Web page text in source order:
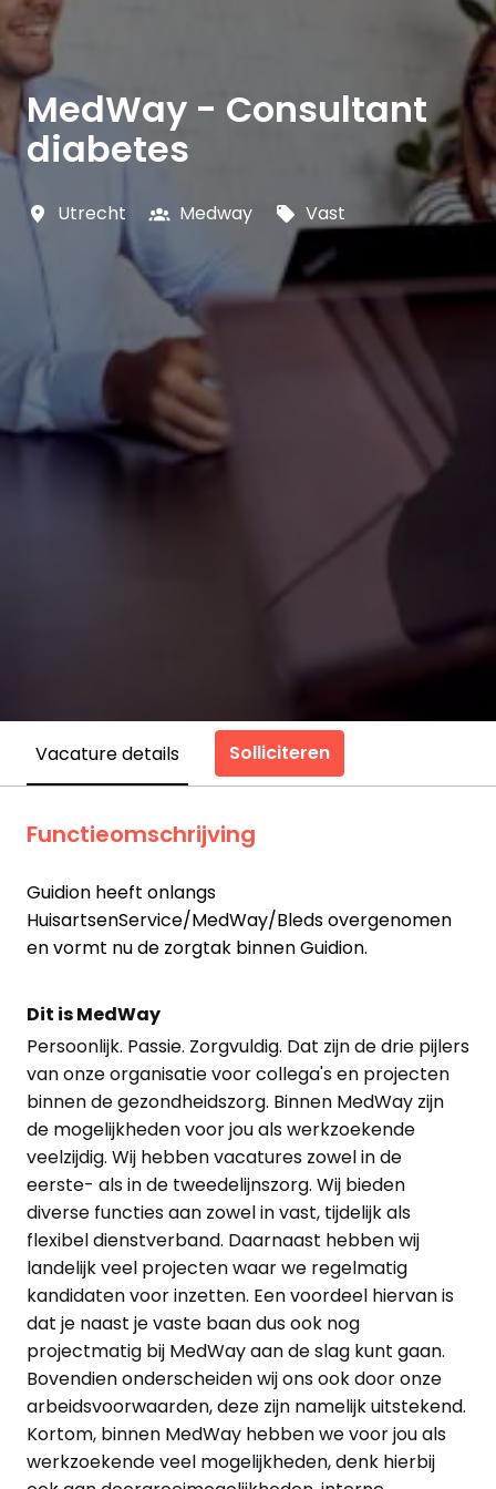
MedWay - Consultant
diabetes
Utrecht Medway Vast
Vacature details Solliciteren
Functieomschrijving
Guidion heeft onlangs
HuisartsenService/MedWay/Bleds overgenomen
en vormt nu de zorgtak binnen Guidion.
Dit is MedWay
Persoonlijk. Passie. Zorgvuldig. Dat zijn de drie pijlers
van onze organisatie voor collega's en projecten
binnen de gezondheidszorg. Binnen MedWay zijn
de mogelijkheden voor jou als werkzoekende
veelzijdig. Wij hebben vacatures zowel in de
eerste- als in de tweedelijnszorg. Wij bieden
diverse functies aan zowel in vast, tijdelijk als
flexibel dienstverband. Daarnaast hebben wij
landelijk veel projecten waar we regelmatig
kandidaten voor inzetten. Een voordeel hiervan is
dat je naast je vaste baan dus ook nog
projectmatig bij MedWay aan de slag kunt gaan.
Bovendien onderscheiden wij ons ook door onze
arbeidsvoorwaarden, deze zijn namelijk uitstekend.
Kortom, binnen MedWay hebben we voor jou als
werkzoekende veel mogelijkheden, denk hierbij